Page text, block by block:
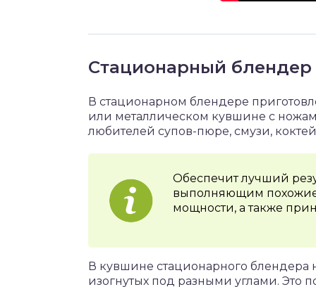
Стационарный блендер
В стационарном блендере
или металлическом кувшине с
любителей супов-пюре, смузи,
Обеспечит лучший
выполняющим
мощности, а также
В кувшине стационарного блендера
изогнутых под разными углами. Это